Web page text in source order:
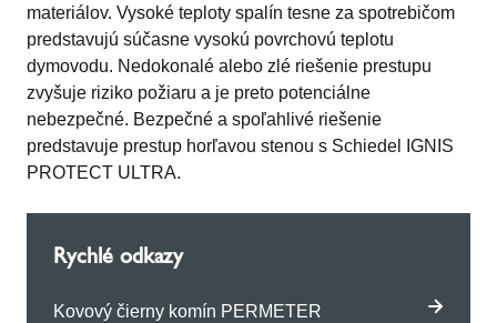
materiálov. Vysoké teploty spalín tesne za spotrebičom
predstavujú súčasne vysokú povrchovú teplotu
dymovodu. Nedokonalé alebo zlé riešenie prestupu
zvyšuje riziko požiaru a je preto potenciálne
nebezpečné. Bezpečné a spoľahlivé riešenie
predstavuje prestup horľavou stenou s Schiedel IGNIS
PROTECT ULTRA.
Rychlé odkazy
Kovový čierny komín PERMETER